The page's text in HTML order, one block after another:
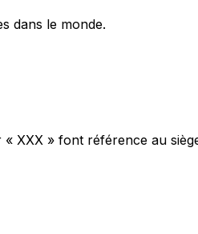
dans le monde.
XXX » font référence au